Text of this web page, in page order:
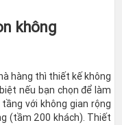
không
hàng thì thiết kế không
nếu bạn chọn để làm
với không gian rộng
(tầm 200 khách). Thiết